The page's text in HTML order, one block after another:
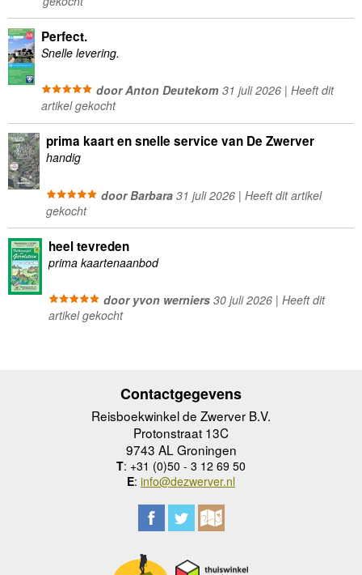
Perfect.
Snelle levering.
door Anton Deutekom31 juli 2026 | Heeft dit
artikel gekocht
prima kaart en snelle service van De Zwerver
handig
door Barbara31 juli 2026 | Heeft dit artikel
gekocht
heel tevreden
prima kaartenaanbod
door yvon werniers30 juli 2026 | Heeft dit
artikel gekocht
Contactgegevens
Reisboekwinkel de Zwerver B.V.
Protonstraat 13C
9743 AL Groningen
T: +31 (0)50 - 3 12 69 50
E: info@dezwerver.nl